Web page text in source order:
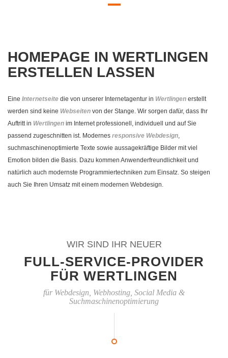
HOMEPAGE IN WERTLINGEN
ERSTELLEN LASSEN
Eine Internetseite die von unserer Internetagentur in Wertlingen erstellt
werden sind keine Webseiten von der Stange. Wir sorgen dafür, dass Ihr
Auftritt in Wertlingen im Internet professionell, individuell und auf Sie
passend zugeschnitten ist. Modernes responsive Webdesign,
suchmaschinenoptimierte Texte sowie aussagekräftige Bilder mit viel
Emotion bilden die Basis. Dazu kommen Anwenderfreundlichkeit und
natürlich auch modernste Programmiertechniken zum Einsatz. So steigen
auch Sie Ihren Umsatz mit einem modernen Webdesign.
WIR SIND IHR NEUER
FULL-SERVICE-PROVIDER
FÜR WERTLINGEN
für Webdesign, Webhosting, Social Media &
Suchmaschinenoptimierung